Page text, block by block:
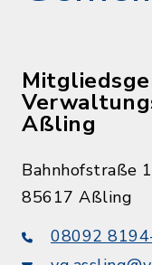
Aßling
Bahnhofstraße 1
85617 Aßling
08092